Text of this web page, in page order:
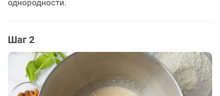
однородности.
Шаг 2